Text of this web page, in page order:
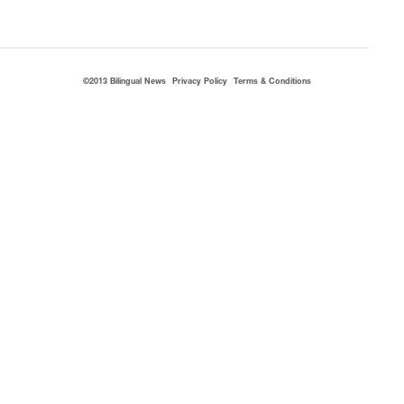
©2013 Bilingual News Privacy Policy Terms & Conditions